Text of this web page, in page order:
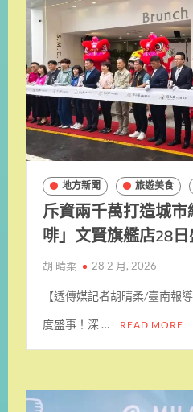
地方新聞 旅遊美食
斥資兩千萬打造城
啡」文賢旗艦店28
胡 晴柔 28 2 月, 2026
【透傳媒記者胡晴柔/臺南報
度盛事！深 … READ MORE